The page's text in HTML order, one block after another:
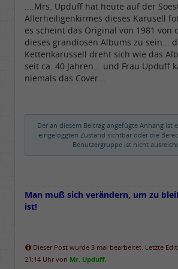
Dabei seit:
02 / 2007
....Mrs. Upduff hat heute auf der
Allerheiligenkirmes dieses Karusell
es scheint das Original von 1981 von
dieses grandiosen Albums zu sein...
Kettenkarussell dreht sich wie das
seit ca. 40 Jahren... und Frau Upduff
niemals das Cover...
Der an diesem Beitrag angefügte Anhang ist
eingeloggten Zustand sichtbar oder die
Benutzergruppe ist nicht
Man muß sich verändern, um zu
ist!
Dieser Post wurde 3 mal bearbeitet. Letzte
21:14 Uhr von Mr. Upduff.